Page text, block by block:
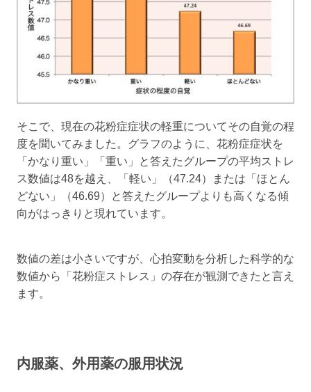
そこで、現在の花粉症症状の軽重についてその自覚の程
度を聞いてみました。グラフのように、花粉症症状を
「かなり重い」「重い」と答えたグループの平均ストレ
ス数値は48を越え、「軽い」（47.24）または「ほとん
どない」（46.69）と答えたグループよりも高くなる傾
向がはっきりと現れています。
数値の差は小さいですが、心拍変動を分析した科学的な
数値から「花粉症ストレス」の存在が観測できたと言え
ます。
内服薬、外用薬の服用状況